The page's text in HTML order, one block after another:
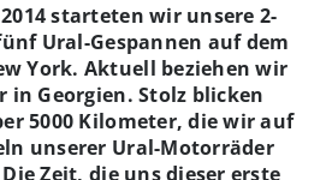
starteten wir unsere 2-
Ural-Gespannen auf dem
York. Aktuell beziehen wir
in Georgien. Stolz blicken
5000 Kilometer, die wir auf
unserer Ural-Motorräder
Zeit, die uns dieser erste